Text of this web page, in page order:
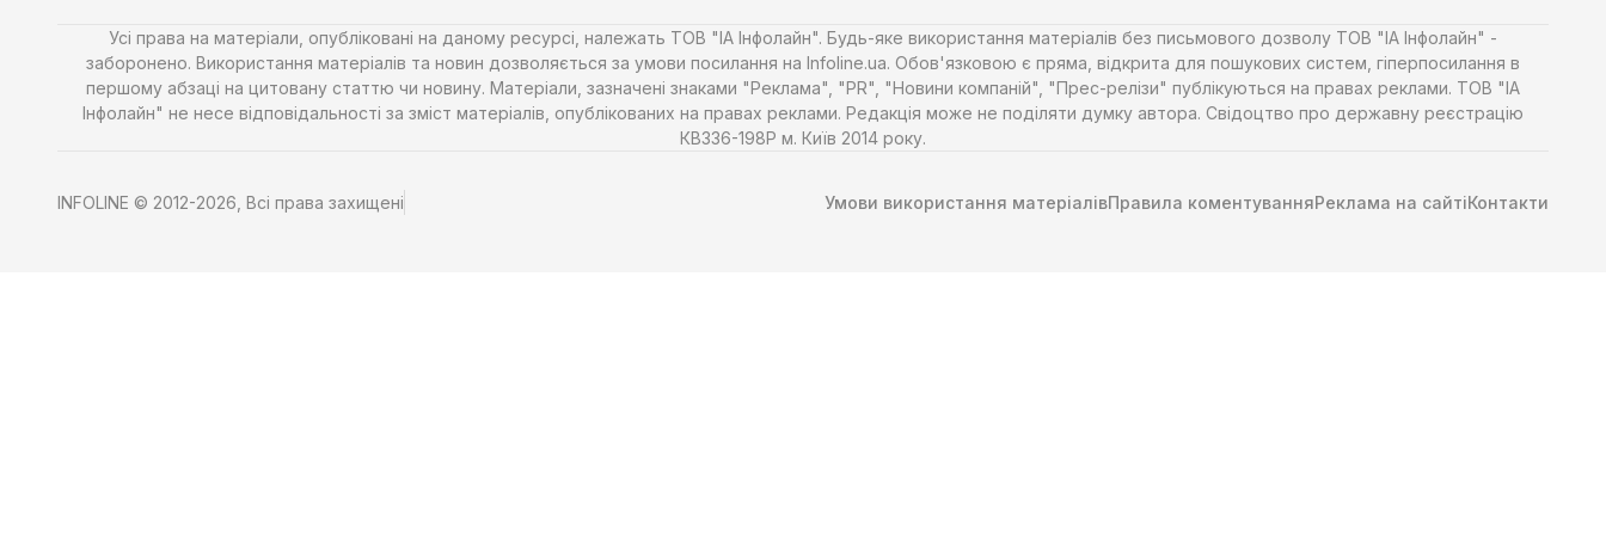
Усі права на матеріали, опубліковані на даному ресурсі, належать ТОВ "ІА Інфолайн". Будь-яке використання матеріалів без письмового дозволу ТОВ "ІА Інфолайн" -
заборонено. Використання матеріалів та новин дозволяється за умови посилання на Infoline.ua. Обов'язковою є пряма, відкрита для пошукових систем, гіперпосилання в
першому абзаці на цитовану статтю чи новину. Матеріали, зазначені знаками "Реклама", "PR", "Новини компаній", "Прес-релізи" публікуються на правах реклами. ТОВ "ІА
Інфолайн" не несе відповідальності за зміст матеріалів, опублікованих на правах реклами. Редакція може не поділяти думку автора. Свідоцтво про державну реєстрацію
КВ336-198Р м. Київ 2014 року.
INFOLINE © 2012-2026, Всі права захищені Умови використання матеріалівПравила коментуванняРеклама на сайтіКонтакти